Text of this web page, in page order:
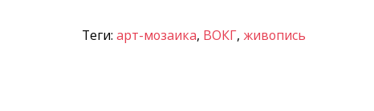
Теги: арт-мозаика, ВОКГ, живопись